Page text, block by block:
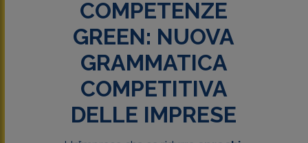
COMPETENZE
GREEN: NUOVA
GRAMMATICA
COMPETITIVA
DELLE IMPRESE